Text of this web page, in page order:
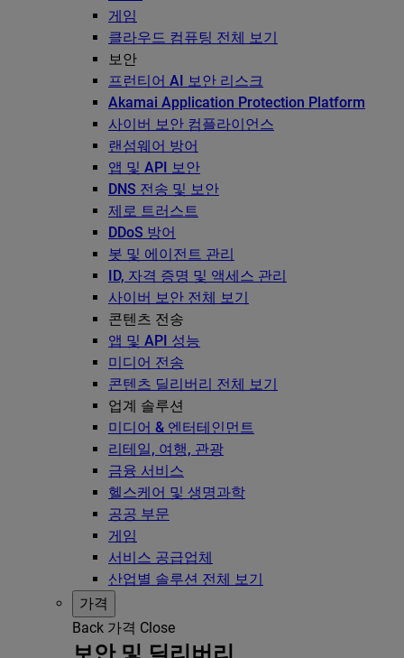
게임
클라우드 컴퓨팅 전체 보기
보안
프런티어 AI 보안 리스크
Akamai Application Protection Platform
사이버 보안 컴플라이언스
랜섬웨어 방어
앱 및 API 보안
DNS 전송 및 보안
제로 트러스트
DDoS 방어
봇 및 에이전트 관리
ID, 자격 증명 및 액세스 관리
사이버 보안 전체 보기
콘텐츠 전송
앱 및 API 성능
미디어 전송
콘텐츠 딜리버리 전체 보기
업계 솔루션
미디어 & 엔터테인먼트
리테일, 여행, 관광
금융 서비스
헬스케어 및 생명과학
공공 부문
게임
서비스 공급업체
산업별 솔루션 전체 보기
가격
Back 가격 Close